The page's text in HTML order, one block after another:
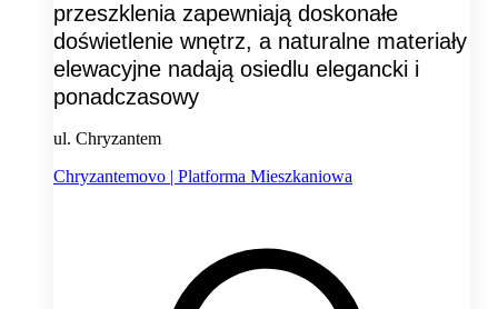
przeszklenia zapewniają doskonałe
doświetlenie wnętrz, a naturalne materiały
elewacyjne nadają osiedlu elegancki i
ponadczasowy
ul. Chryzantem
Chryzantemovo | Platforma Mieszkaniowa